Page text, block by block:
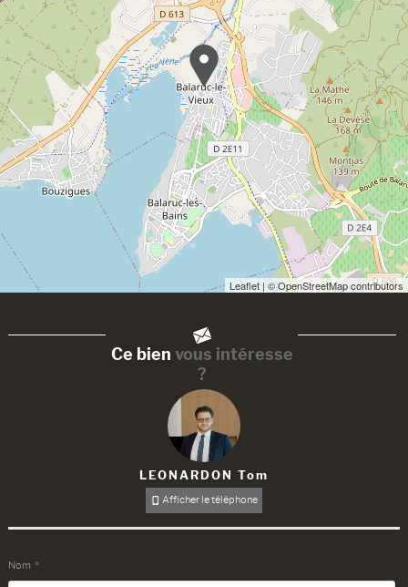
Leaflet | © OpenStreetMap contributors
Ce bien vous intéresse
?
LEONARDON Tom
Afficher le téléphone
Nom *